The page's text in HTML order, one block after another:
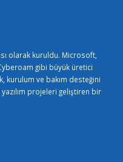
olarak kuruldu. Microsoft,
gibi büyük üretici
kurulum ve bakım desteğini
projeleri geliştiren bir